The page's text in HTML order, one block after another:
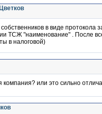
в виде протокола
ТСЖ "наименование" . После
в налоговой)
или это сильно